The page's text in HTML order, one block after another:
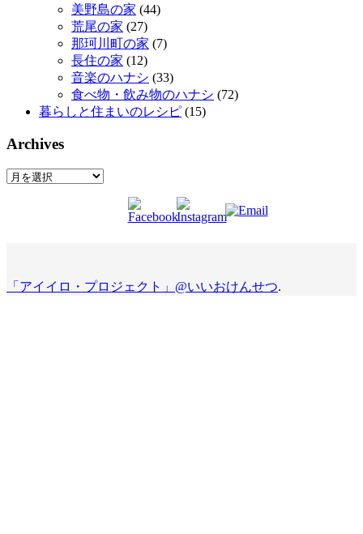
美野島の家 (44)
荒尾の家 (27)
那珂川町の家 (7)
長住の家 (12)
音楽のハナシ (33)
食べ物・飲み物のハナシ (72)
暮らしと住まいのレシピ (15)
Archives
Archives
「アイイロ・プロジェクト」@いいおけんせつ.